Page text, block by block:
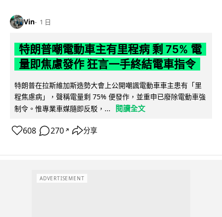
Vin 1 日
特朗普嘲電動車主有里程病 剩 75% 電
量即焦慮發作 狂言一手終結電車指令
特朗普在拉斯維加斯造勢大會上公開嘲諷電動車車主患有「里
程焦慮病」，聲稱電量剩 75% 便發作，並重申已廢除電動車強
制令。惟專業車媒隨即反駁，...
閱讀全文
608 270 ↗ 分享
ADVERTISEMENT